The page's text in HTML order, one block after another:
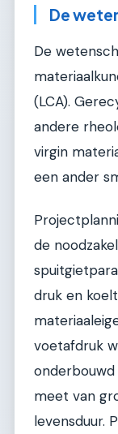
De
De
(LCA).
andere
virgin
een ander
de
druk en
voetafdruk
onderbouwd
meet van
levensduur.